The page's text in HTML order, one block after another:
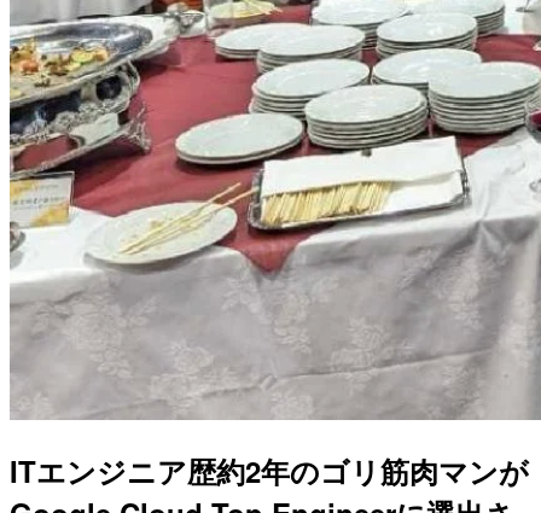
ITエンジニア歴約2年のゴリ筋肉マンが